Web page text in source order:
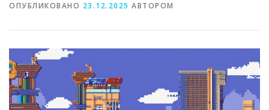
СВОЙСТВА МЕТАЛЛОВ
СТАТЬИ
ОПУБЛИКОВАНО 23.12.2025 АВТОРОМ